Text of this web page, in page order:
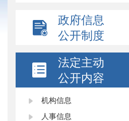
政府信息
公开制度
法定主动
公开内容
机构信息
人事信息